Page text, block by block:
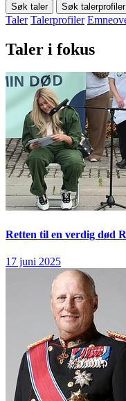
Søk taler Søk talerprofiler
Taler Talerprofiler
Taler i fokus
Retten til en verdig død
17 juni 2025